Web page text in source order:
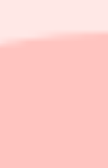
till 21,7 miljoner kronor
under kvartalet
kronor (72).
uppgick till -24,6
kronor (1:40).
det första kvartalet
uppgick till 481